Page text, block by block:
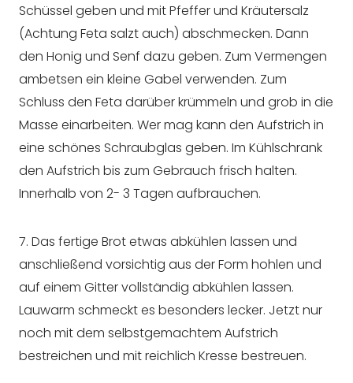
Schüssel geben und mit Pfeffer und Kräutersalz
(Achtung Feta salzt auch) abschmecken. Dann
den Honig und Senf dazu geben. Zum Vermengen
ambetsen ein kleine Gabel verwenden. Zum
Schluss den Feta darüber krümmeln und grob in die
Masse einarbeiten. Wer mag kann den Aufstrich in
eine schönes Schraubglas geben. Im Kühlschrank
den Aufstrich bis zum Gebrauch frisch halten.
Innerhalb von 2- 3 Tagen aufbrauchen.
7. Das fertige Brot etwas abkühlen lassen und
anschließend vorsichtig aus der Form hohlen und
auf einem Gitter vollständig abkühlen lassen.
Lauwarm schmeckt es besonders lecker. Jetzt nur
noch mit dem selbstgemachtem Aufstrich
bestreichen und mit reichlich Kresse bestreuen.